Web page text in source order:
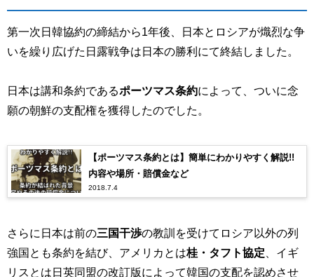
第一次日韓協約の締結から1年後、日本とロシアが熾烈な争
いを繰り広げた日露戦争は日本の勝利にて終結しました。
日本は講和条約であるポーツマス条約によって、ついに念
願の朝鮮の支配権を獲得したのでした。
【ポーツマス条約とは】簡単にわかりやすく解説!!
内容や場所・賠償金など
2018.7.4
さらに日本は前の三国干渉の教訓を受けてロシア以外の列
強国とも条約を結び、アメリカとは桂・タフト協定 、イギ
リスとは日英同盟の改訂版によって韓国の支配を認めさせ